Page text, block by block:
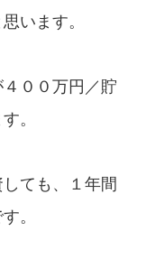
います。
００万円／貯
。
ても、１年間
。